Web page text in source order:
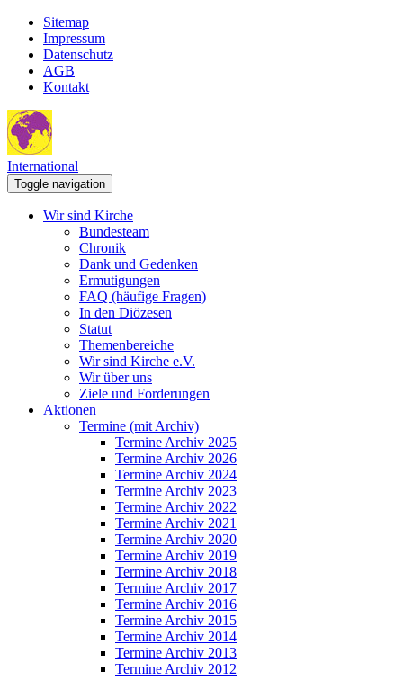
Sitemap
Impressum
Datenschutz
AGB
Kontakt
International
Toggle navigation
Wir sind Kirche
Bundesteam
Chronik
Dank und Gedenken
Ermutigungen
FAQ (häufige Fragen)
In den Diözesen
Statut
Themenbereiche
Wir sind Kirche e.V.
Wir über uns
Ziele und Forderungen
Aktionen
Termine (mit Archiv)
Termine Archiv 2025
Termine Archiv 2026
Termine Archiv 2024
Termine Archiv 2023
Termine Archiv 2022
Termine Archiv 2021
Termine Archiv 2020
Termine Archiv 2019
Termine Archiv 2018
Termine Archiv 2017
Termine Archiv 2016
Termine Archiv 2015
Termine Archiv 2014
Termine Archiv 2013
Termine Archiv 2012